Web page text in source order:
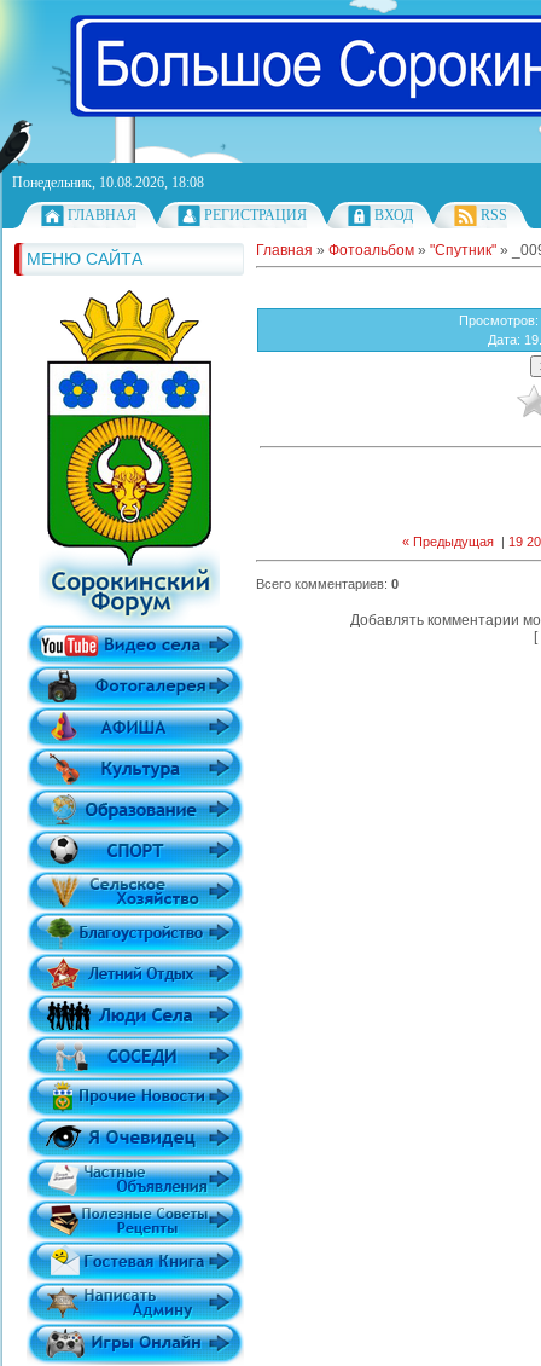
Понедельник, 10.08.2026, 18:08
ГЛАВНАЯ
РЕГИСТРАЦИЯ ВХОД RSS
МЕНЮ САЙТА Главная » Фотоальбом » "Спутник" »
Просмотров:
Дата:
« Предыдущая | 19 20
Всего комментариев: 0
Добавлять комментарии
[